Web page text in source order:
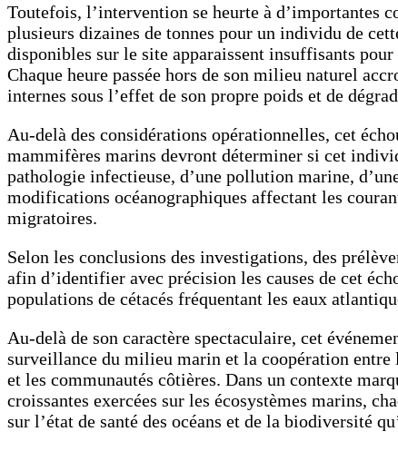
Toutefois, l’intervention se heurte à d’importantes
plusieurs dizaines de tonnes pour un individu de
disponibles sur le site apparaissent insuffisants
Chaque heure passée hors de son milieu naturel
internes sous l’effet de son propre poids et de
Au-delà des considérations opérationnelles, cet
mammifères marins devront déterminer si cet
pathologie infectieuse, d’une pollution marine,
modifications océanographiques affectant les
migratoires.
Selon les conclusions des investigations, des
afin d’identifier avec précision les causes de cet
populations de cétacés fréquentant les eaux
Au-delà de son caractère spectaculaire, cet
surveillance du milieu marin et la coopération
et les communautés côtières. Dans un contexte
croissantes exercées sur les écosystèmes marins,
sur l’état de santé des océans et de la biodiversité